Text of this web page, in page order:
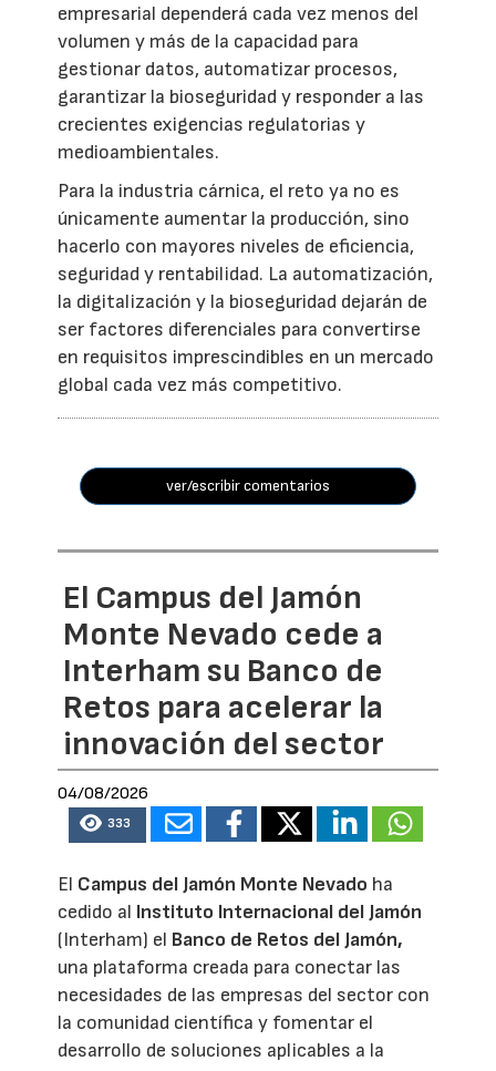
empresarial dependerá cada vez menos del
volumen y más de la capacidad para
gestionar datos, automatizar procesos,
garantizar la bioseguridad y responder a las
crecientes exigencias regulatorias y
medioambientales.
Para la industria cárnica, el reto ya no es
únicamente aumentar la producción, sino
hacerlo con mayores niveles de eficiencia,
seguridad y rentabilidad. La automatización,
la digitalización y la bioseguridad dejarán de
ser factores diferenciales para convertirse
en requisitos imprescindibles en un mercado
global cada vez más competitivo.
ver/escribir comentarios
El Campus del Jamón
Monte Nevado cede a
Interham su Banco de
Retos para acelerar la
innovación del sector
04/08/2026
333
El Campus del Jamón Monte Nevado ha
cedido al Instituto Internacional del Jamón
(Interham) el Banco de Retos del Jamón,
una plataforma creada para conectar las
necesidades de las empresas del sector con
la comunidad científica y fomentar el
desarrollo de soluciones aplicables a la